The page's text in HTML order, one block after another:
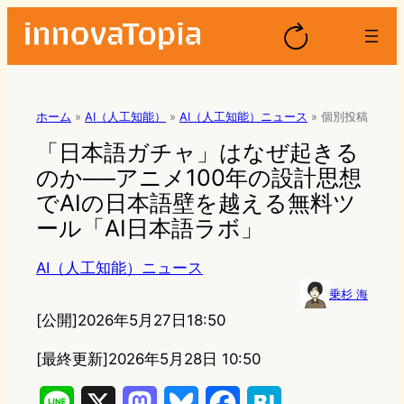
ホーム » AI（人工知能） » AI（人工知能）ニュース » 個別投稿
「日本語ガチャ」はなぜ起きる
のか──アニメ100年の設計思想
でAIの日本語壁を越える無料ツ
ール「AI日本語ラボ」
AI（人工知能）ニュース
乗杉 海
[公開]2026年5月27日18:50
[最終更新]2026年5月28日 10:50